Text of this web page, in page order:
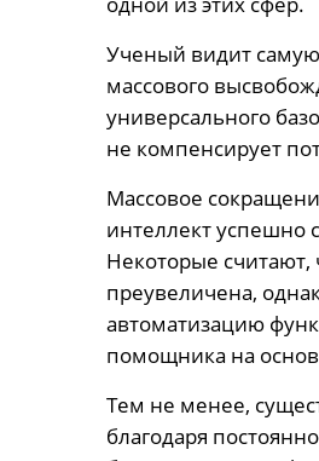
Ученый видит
массового
универсального
не компенсирует
Массовое
интеллект успешно
Некоторые
преувеличена,
автоматизацию
помощника на
Тем не менее,
благодаря